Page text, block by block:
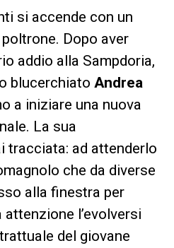
si accende con un
Dopo aver
addio alla Sampdoria,
blucerchiato Andrea
a iniziare una nuova
La sua
tracciata: ad attenderlo
che da diverse
alla finestra per
l’evolversi
del giovane